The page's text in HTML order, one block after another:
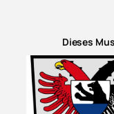
Dieses